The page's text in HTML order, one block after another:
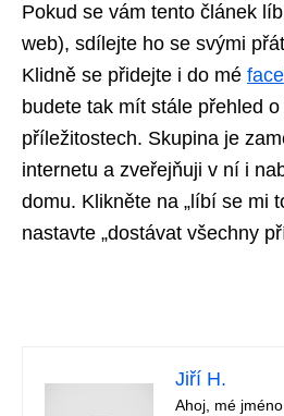
Pokud se vám tento článek
web), sdílejte ho se svými
Klidně se přidejte i do mé
budete tak mít stále přehled
příležitostech. Skupina je
internetu a zveřejňuji v ní i
domu. Klikněte na „líbí se mi
nastavte „dostávat všechny
Jiří H.
Ahoj, mé